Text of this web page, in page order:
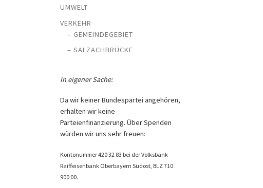
UMWELT
VERKEHR
– GEMEINDEGEBIET
– SALZACHBRÜCKE
In eigener Sache:
Da wir keiner Bundespartei angehören,
erhalten wir keine
Parteienfinanzierung. Über Spenden
würden wir uns sehr freuen:
Kontonummer 420 32 83 bei der Volksbank
Raiffeisenbank Oberbayern Südost, BLZ 710
900 00.